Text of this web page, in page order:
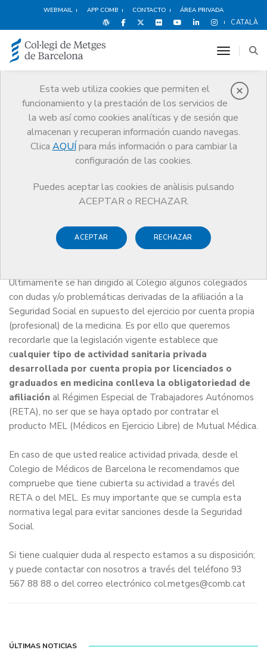
WEBMAIL APP COMB CONTACTO ÁREA PRIVADA
CATALÀ
Esta web utiliza cookies que permiten el
funcionamiento y la prestación de los servicios de
la web así como cookies analíticas y de sesión que
almacenan y recuperan información cuando navegas.
Clica AQUÍ para más información o para cambiar la
configuración de las cookies.
Puedes aceptar las cookies de anàlisis pulsando
ACEPTAR o RECHAZAR.
ACEPTAR RECHAZAR
toggle
Noticias
Regularización de la actividad privada
Regularización de la actividad
privada
Últimamente se han dirigido al Colegio algunos colegiados
con dudas y/o problemáticas derivadas de la afiliación a la
Seguridad Social en supuesto del ejercicio por cuenta propia
(profesional) de la medicina. Es por ello que queremos
recordarle que la legislación vigente establece que
cualquier tipo de actividad sanitaria privada
desarrollada por cuenta propia por licenciados o
graduados en medicina conlleva la obligatoriedad de
afiliación al Régimen Especial de Trabajadores Autónomos
(RETA), no ser que se haya optado por contratar el
producto MEL (Médicos en Ejercicio Libre) de Mutual Médica.
En caso de que usted realice actividad privada, desde el
Colegio de Médicos de Barcelona le recomendamos que
compruebe que tiene cubierta su actividad a través del
RETA o del MEL. Es muy importante que se cumpla esta
normativa legal para evitar sanciones desde la Seguridad
Social.
Si tiene cualquier duda al respecto estamos a su disposición;
y puede contactar con nosotros a través del teléfono 93
567 88 88 o del correo electrónico col.metges@comb.cat
ÚLTIMAS NOTICIAS